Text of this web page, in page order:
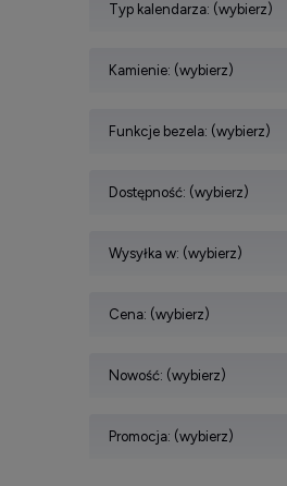
Typ kalendarza: (wybierz)
Kamienie: (wybierz)
Funkcje bezela: (wybierz)
Dostępność: (wybierz)
Wysyłka w: (wybierz)
Cena: (wybierz)
Nowość: (wybierz)
Promocja: (wybierz)